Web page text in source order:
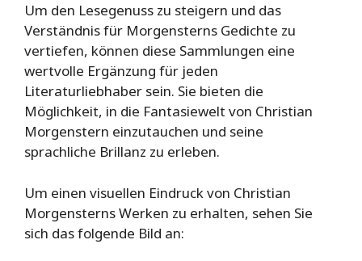
Um den Lesegenuss zu steigern und das
Verständnis für Morgensterns Gedichte zu
vertiefen, können diese Sammlungen eine
wertvolle Ergänzung für jeden
Literaturliebhaber sein. Sie bieten die
Möglichkeit, in die Fantasiewelt von Christian
Morgenstern einzutauchen und seine
sprachliche Brillanz zu erleben.
Um einen visuellen Eindruck von Christian
Morgensterns Werken zu erhalten, sehen Sie
sich das folgende Bild an: